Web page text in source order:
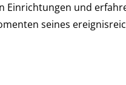
Einrichtungen und
seines